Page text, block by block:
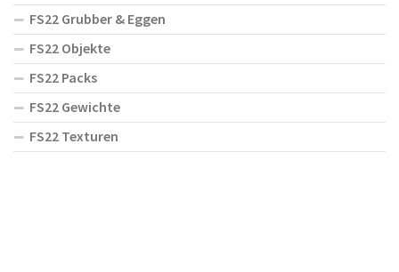
FS22 Grubber & Eggen
FS22 Objekte
FS22 Packs
FS22 Gewichte
FS22 Texturen